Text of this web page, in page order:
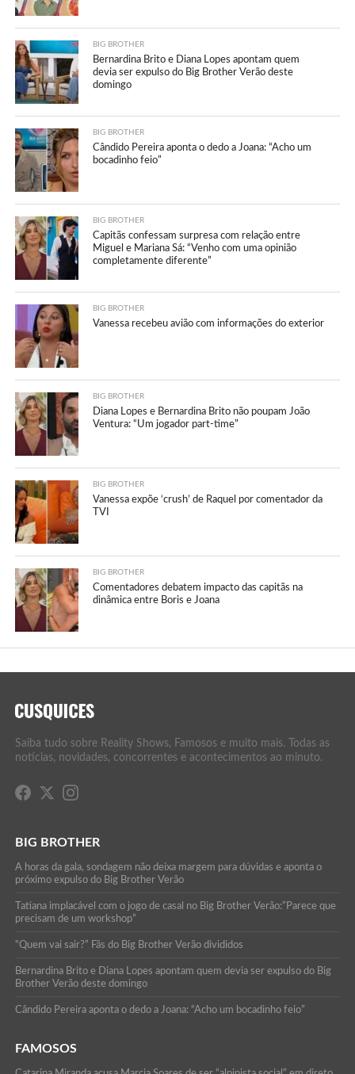
BIG BROTHER
Bernardina Brito e Diana Lopes apontam quem
devia ser expulso do Big Brother Verão deste
domingo
BIG BROTHER
Cândido Pereira aponta o dedo a Joana: “Acho um
bocadinho feio”
BIG BROTHER
Capitãs confessam surpresa com relação entre
Miguel e Mariana Sá: “Venho com uma opinião
completamente diferente”
BIG BROTHER
Vanessa recebeu avião com informações do exterior
BIG BROTHER
Diana Lopes e Bernardina Brito não poupam João
Ventura: “Um jogador part-time”
BIG BROTHER
Vanessa expõe ‘crush’ de Raquel por comentador da
TVI
BIG BROTHER
Comentadores debatem impacto das capitãs na
dinâmica entre Boris e Joana
Saiba tudo sobre Reality Shows, Famosos e muito mais. Todas as
notícias, novidades, concorrentes e acontecimentos ao minuto.
BIG BROTHER
A horas da gala, sondagem não deixa margem para dúvidas e aponta o
próximo expulso do Big Brother Verão
Tatiana implacável com o jogo de casal no Big Brother Verão:”Parece que
precisam de um workshop”
“Quem vai sair?” Fãs do Big Brother Verão divididos
Bernardina Brito e Diana Lopes apontam quem devia ser expulso do Big
Brother Verão deste domingo
Cândido Pereira aponta o dedo a Joana: “Acho um bocadinho feio”
FAMOSOS